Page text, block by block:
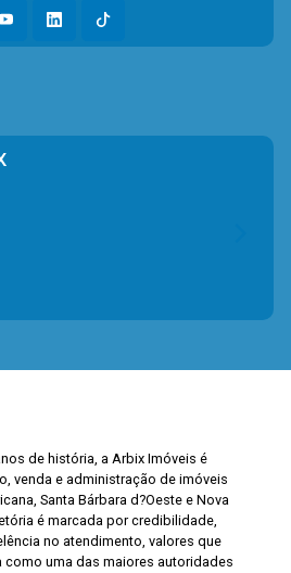
de história, a Arbix Imóveis é
venda e administração de imóveis
Santa Bárbara d?Oeste e Nova
é marcada por credibilidade,
no atendimento, valores que
como uma das maiores autoridades